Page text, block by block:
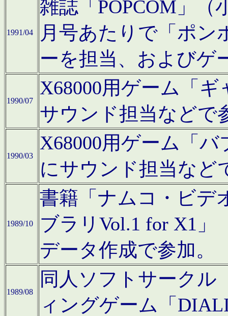
1991/04
雑誌「POPCOM」（
月号あたりで「ポン
ーを担当、およびゲ
1990/07
X68000用ゲーム「
サウンド担当などで
1990/03
X68000用ゲーム「
にサウンド担当など
1989/10
書籍「ナムコ・ビデ
ブラリVol.1 for X1」
データ作成で参加。
1989/08
同人ソフトサークル
ィングゲーム「